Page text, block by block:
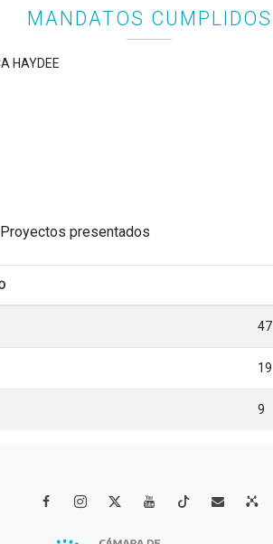
MANDATOS CUMPLIDOS
HAYDEE
presentados
47
19
9
   